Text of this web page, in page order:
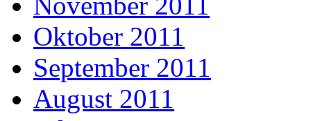
Oktober 2011
September 2011
August 2011